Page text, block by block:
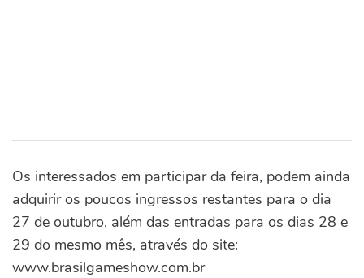
Os interessados em participar da feira, podem ainda
adquirir os poucos ingressos restantes para o dia
27 de outubro, além das entradas para os dias 28 e
29 do mesmo mês, através do site:
www.brasilgameshow.com.br